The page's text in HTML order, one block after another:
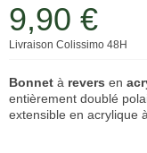
9,90 €
Livraison Colissimo 48H
Bonnet à revers en
entièrement doublé
extensible en acrylique